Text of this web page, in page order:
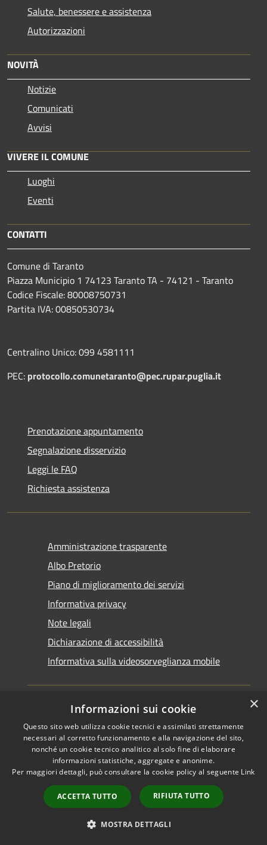
Salute, benessere e assistenza
Autorizzazioni
NOVITÀ
Notizie
Comunicati
Avvisi
VIVERE IL COMUNE
Luoghi
Eventi
CONTATTI
Comune di Taranto
Piazza Municipio 1 74123 Taranto TA - 74121 - Taranto
Codice Fiscale: 80008750731
Partita IVA: 00850530734
Centralino Unico: 099 4581111
PEC: protocollo.comunetaranto@pec.rupar.puglia.it
Prenotazione appuntamento
Segnalazione disservizio
Leggi le FAQ
Richiesta assistenza
Amministrazione trasparente
Albo Pretorio
Piano di miglioramento dei servizi
Informativa privacy
Note legali
Dichiarazione di accessibilità
Informativa sulla videosorveglianza mobile
RSS
Accessibilità
Cookie
Mappa del sito
Area riservata del
Copyright © 2026 • Comune di
Taranto • Powered by
Municipium•Accesso
redazione
×
Informazioni sui cookie
Questo sito web utilizza cookie tecnici e assimilati strettamente
necessari al corretto funzionamento e alla navigazione del sito,
nonché un cookie tecnico analitico al solo fine di elaborare
informazioni statistiche, aggregate e anonime.
Per maggiori dettagli, può consultare la cookie policy al seguente Link
ACCETTA TUTTO RIFIUTA TUTTO
MOSTRA DETTAGLI